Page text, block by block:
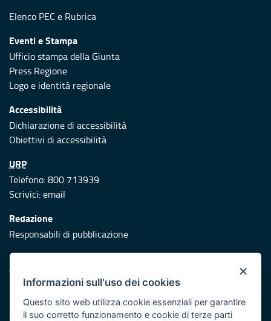
Elenco PEC e Rubrica
Eventi e Stampa
Ufficio stampa della Giunta
Press Regione
Logo e identità regionale
Accessibilità
Dichiarazione di accessibilità
Obiettivi di accessibilità
URP
Telefono: 800 713939
Scrivici:email
Redazione
Responsabili di pubblicazione
Protezione civile
Vai al sito di Protezione Civile Puglia
Iniziativa finanziata con risorse del POR Puglia 2014/2020 -
Asse XI
×
Informazioni sull'uso dei cookies
Questo sito web utilizza cookie essenziali per garantire
il suo corretto funzionamento e cookie di terze parti